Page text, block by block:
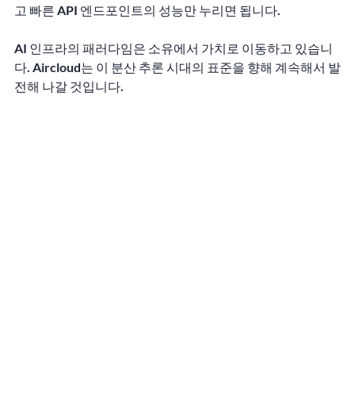
고 빠른 API 엔드포인트의 성능만 누리면 됩니다.
AI 인프라의 패러다임은 소유에서 가치로 이동하고 있습니
다. Aircloud는 이 분산 추론 시대의 표준을 향해 계속해서 발
전해 나갈 것입니다.